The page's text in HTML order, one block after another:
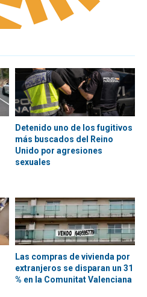
Detenido uno de los fugitivos
más buscados del Reino
Unido por agresiones
sexuales
Las compras de vivienda por
extranjeros se disparan un 31
% en la Comunitat Valenciana